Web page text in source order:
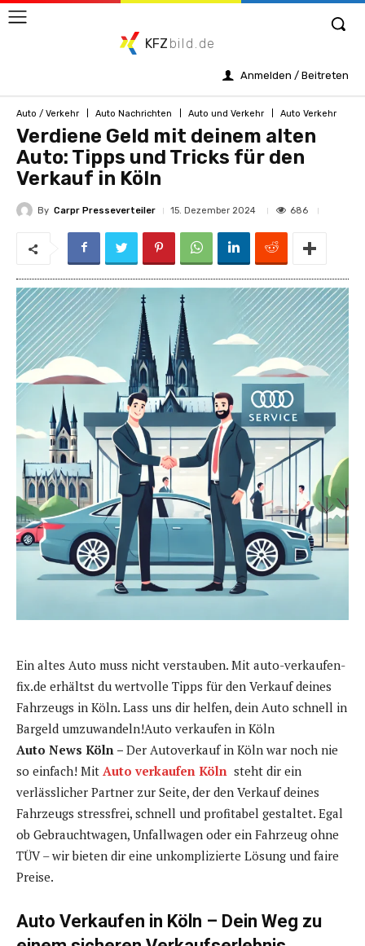
KFZ bild.de
Anmelden / Beitreten
Auto / Verkehr Auto Nachrichten Auto und Verkehr Auto Verkehr
Verdiene Geld mit deinem alten
Auto: Tipps und Tricks für den
Verkauf in Köln
By Carpr Presseverteiler 15. Dezember 2024 686
Ein altes Auto muss nicht verstauben. Mit auto-verkaufen-
fix.de erhältst du wertvolle Tipps für den Verkauf deines
Fahrzeugs in Köln. Lass uns dir helfen, dein Auto schnell in
Bargeld umzuwandeln!Auto verkaufen in Köln
Auto News Köln – Der Autoverkauf in Köln war noch nie
so einfach! Mit Auto verkaufen Köln steht dir ein
verlässlicher Partner zur Seite, der den Verkauf deines
Fahrzeugs stressfrei, schnell und profitabel gestaltet. Egal
ob Gebrauchtwagen, Unfallwagen oder ein Fahrzeug ohne
TÜV – wir bieten dir eine unkomplizierte Lösung und faire
Preise.
Auto Verkaufen in Köln – Dein Weg zu